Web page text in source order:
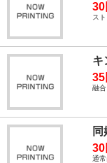
30
ス
キ
35
融
30
通